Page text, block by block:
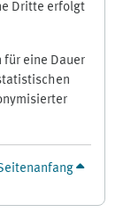
Dritte erfolgt
für eine Dauer